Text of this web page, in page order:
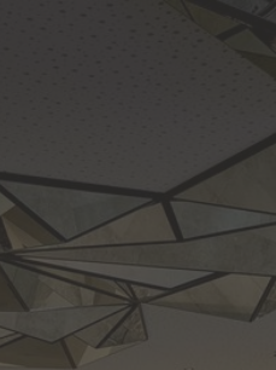
CAMERE E PREZZI